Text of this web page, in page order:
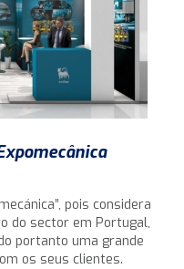
pois considera
do sector em Portugal,
portanto uma grande
os seus clientes.